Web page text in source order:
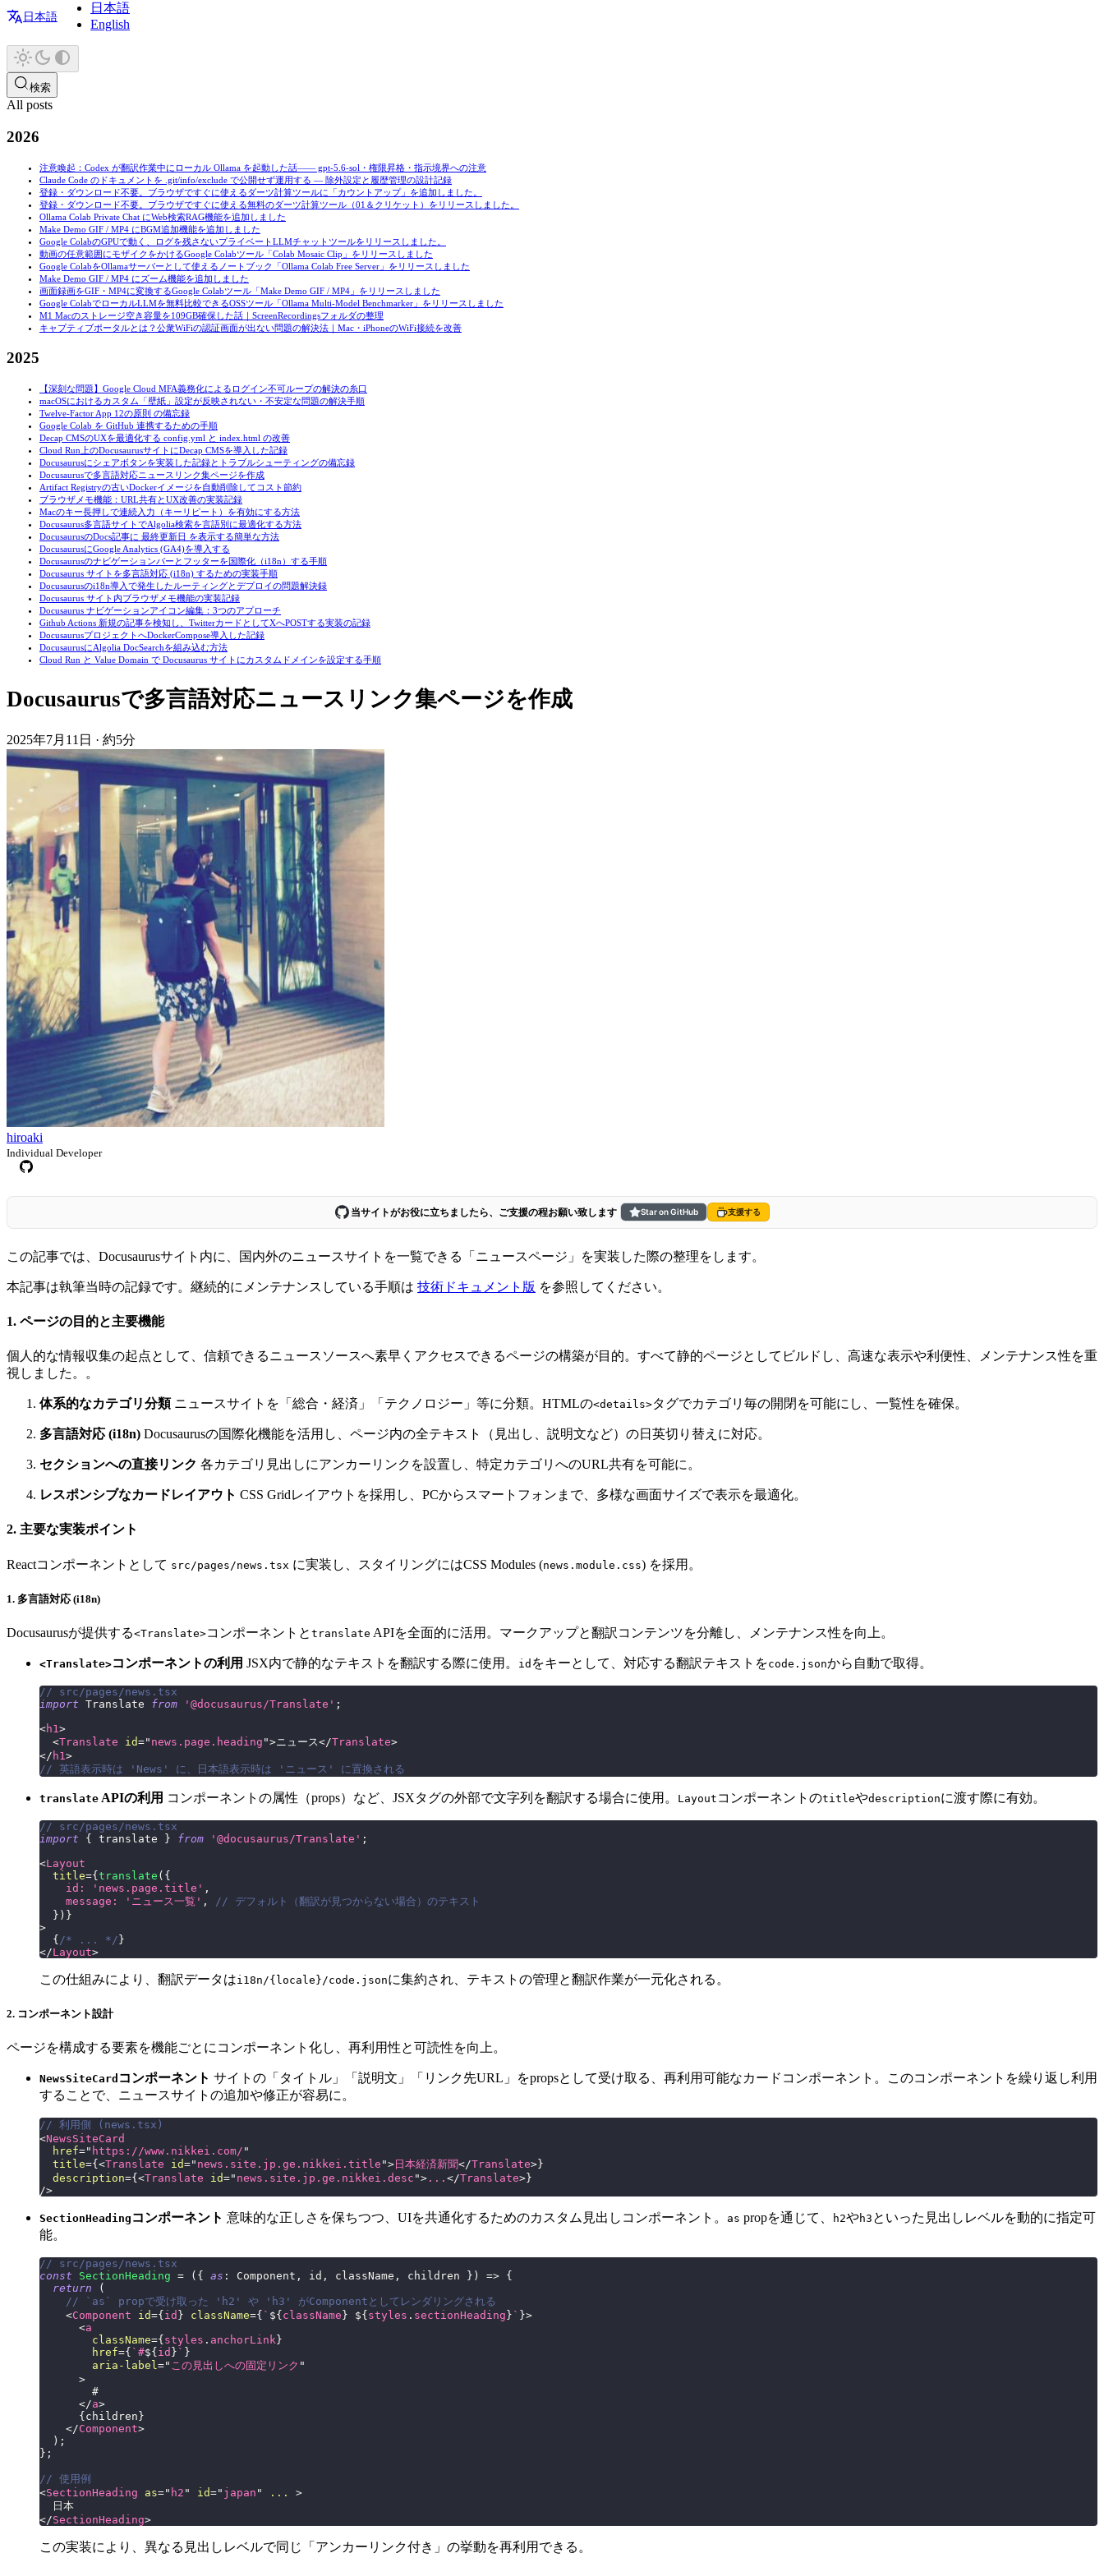
日本語
日本語
English
検索
All posts
2026
注意喚起：Codex が翻訳作業中にローカル Ollama を起動した話—— gpt-5.6-sol・権限昇格・指示境界への注意
Claude Code のドキュメントを .git/info/exclude で公開せず運用する — 除外設定と履歴管理の設計記録
登録・ダウンロード不要。ブラウザですぐに使えるダーツ計算ツールに「カウントアップ」を追加しました。
登録・ダウンロード不要。ブラウザですぐに使える無料のダーツ計算ツール（01＆クリケット）をリリースしました。
Ollama Colab Private Chat にWeb検索RAG機能を追加しました
Make Demo GIF / MP4 にBGM追加機能を追加しました
Google ColabのGPUで動く、ログを残さないプライベートLLMチャットツールをリリースしました。
動画の任意範囲にモザイクをかけるGoogle Colabツール「Colab Mosaic Clip」をリリースしました
Google ColabをOllamaサーバーとして使えるノートブック「Ollama Colab Free Server」をリリースしました
Make Demo GIF / MP4 にズーム機能を追加しました
画面録画をGIF・MP4に変換するGoogle Colabツール「Make Demo GIF / MP4」をリリースしました
Google ColabでローカルLLMを無料比較できるOSSツール「Ollama Multi-Model Benchmarker」をリリースしました
M1 Macのストレージ空き容量を109GB確保した話｜ScreenRecordingsフォルダの整理
キャプティブポータルとは？公衆WiFiの認証画面が出ない問題の解決法｜Mac・iPhoneのWiFi接続を改善
2025
【深刻な問題】Google Cloud MFA義務化によるログイン不可ループの解決の糸口
macOSにおけるカスタム「壁紙」設定が反映されない・不安定な問題の解決手順
Twelve-Factor App 12の原則 の備忘録
Google Colab を GitHub 連携するための手順
Decap CMSのUXを最適化する config.yml と index.html の改善
Cloud Run上のDocusaurusサイトにDecap CMSを導入した記録
Docusaurusにシェアボタンを実装した記録とトラブルシューティングの備忘録
Docusaurusで多言語対応ニュースリンク集ページを作成
Artifact Registryの古いDockerイメージを自動削除してコスト節約
ブラウザメモ機能：URL共有とUX改善の実装記録
Macのキー長押しで連続入力（キーリピート）を有効にする方法
Docusaurus多言語サイトでAlgolia検索を言語別に最適化する方法
DocusaurusのDocs記事に 最終更新日 を表示する簡単な方法
DocusaurusにGoogle Analytics (GA4)を導入する
Docusaurusのナビゲーションバーとフッターを国際化（i18n）する手順
Docusaurus サイトを多言語対応 (i18n) するための実装手順
Docusaurusのi18n導入で発生したルーティングとデプロイの問題解決録
Docusaurus サイト内ブラウザメモ機能の実装記録
Docusaurus ナビゲーションアイコン編集：3つのアプローチ
Github Actions 新規の記事を検知し、TwitterカードとしてXへPOSTする実装の記録
DocusaurusプロジェクトへDockerCompose導入した記録
DocusaurusにAlgolia DocSearchを組み込む方法
Cloud Run と Value Domain で Docusaurus サイトにカスタムドメインを設定する手順
Docusaurusで多言語対応ニュースリンク集ページを作成
2025年7月11日 · 約5分
hiroaki
Individual Developer
当サイトがお役に立ちましたら、ご支援の程お願い致します Star on GitHub 支援する
この記事では、Docusaurusサイト内に、国内外のニュースサイトを一覧できる「ニュースページ」を実装した際の整理をします。
本記事は執筆当時の記録です。継続的にメンテナンスしている手順は 技術ドキュメント版 を参照してください。
1. ページの目的と主要機能
個人的な情報収集の起点として、信頼できるニュースソースへ素早くアクセスできるページの構築が目的。すべて静的ページとしてビルドし、高速な表示や利便性、メンテナンス性を重
視しました。。
体系的なカテゴリ分類ニュースサイトを「総合・経済」「テクノロジー」等に分類。HTMLの<details>タグでカテゴリ毎の開閉を可能にし、一覧性を確保。
多言語対応 (i18n) Docusaurusの国際化機能を活用し、ページ内の全テキスト（見出し、説明文など）の日英切り替えに対応。
セクションへの直接リンク 各カテゴリ見出しにアンカーリンクを設置し、特定カテゴリへのURL共有を可能に。
レスポンシブなカードレイアウト CSS Gridレイアウトを採用し、PCからスマートフォンまで、多様な画面サイズで表示を最適化。
2. 主要な実装ポイント
Reactコンポーネントとして src/pages/news.tsx に実装し、スタイリングにはCSS Modules (news.module.css) を採用。
1. 多言語対応 (i18n)
Docusaurusが提供する<Translate>コンポーネントと translate APIを全面的に活用。マークアップと翻訳コンテンツを分離し、メンテナンス性を向上。
<Translate>コンポーネントの利用 JSX内で静的なテキストを翻訳する際に使用。 id をキーとして、対応する翻訳テキストをcode.jsonから自動で取得。
// src/pages/news.tsx
import Translate from '@docusaurus/Translate' ;
<h1 >
<Translate id=" news.page.heading ">ニュース</Translate>
</ h1 >
// 英語表示時は 'News' に、日本語表示時は 'ニュース' に置換される
translate APIの利用 コンポーネントの属性（props）など、JSXタグの外部で文字列を翻訳する場合に使用。 Layout コンポーネントのtitleやdescriptionに渡す際に有効。
// src/pages/news.tsx
import
{ translate } from '@docusaurus/Translate' ;
<Layout
title={ translate ( {
    id
: 'news.page.title' ,
    message
: 'ニュース一覧' ,
// デフォルト（翻訳が見つからない場合）のテキスト
} ) }
>
{ /* ... */ }
</Layout>
この仕組みにより、翻訳データはi18n/{locale}/code.jsonに集約され、テキストの管理と翻訳作業が一元化される。
2. コンポーネント設計
ページを構成する要素を機能ごとにコンポーネント化し、再利用性と可読性を向上。
NewsSiteCard コンポーネント サイトの「タイトル」「説明文」「リンク先URL」をpropsとして受け取る、再利用可能なカードコンポーネント。このコンポーネントを繰り返し利用
することで、ニュースサイトの追加や修正が容易に。
// 利用側 (news.tsx)
<NewsSiteCard
href=" https://www.nikkei.com/ "
title={ <Translate id=" news.site.jp.ge.nikkei.title "> 日本経済新聞</Translate> }
description={ <Translate id=" news.site.jp.ge.nikkei.desc "> ... </Translate> }
/>
SectionHeading コンポーネント 意味的な正しさを保ちつつ、UIを共通化するためのカスタム見出しコンポーネント。 as propを通じて、 h2やh3 といった見出しレベルを動的に指定可
能。
// src/pages/news.tsx
const
SectionHeading = ( { as : Component , id , className , children } ) => {
return
(
// `as` propで受け取った 'h2' や 'h3' がComponentとしてレンダリングされる
<Component id={ id } className={ ` ${ className } ${ styles . sectionHeading } ` }>
<a
className={ styles . anchorLink }
href={ ` #${ id } ` }
aria-label=" この見出しへの固定リンク "
>
        #
</a>
{ children }
</Component>
) ;
} ;
// 使用例
<SectionHeading as=" h2 " id=" japan " ...
>
  日本
</SectionHeading>
この実装により、異なる見出しレベルで同じ「アンカーリンク付き」の挙動を再利用できる。